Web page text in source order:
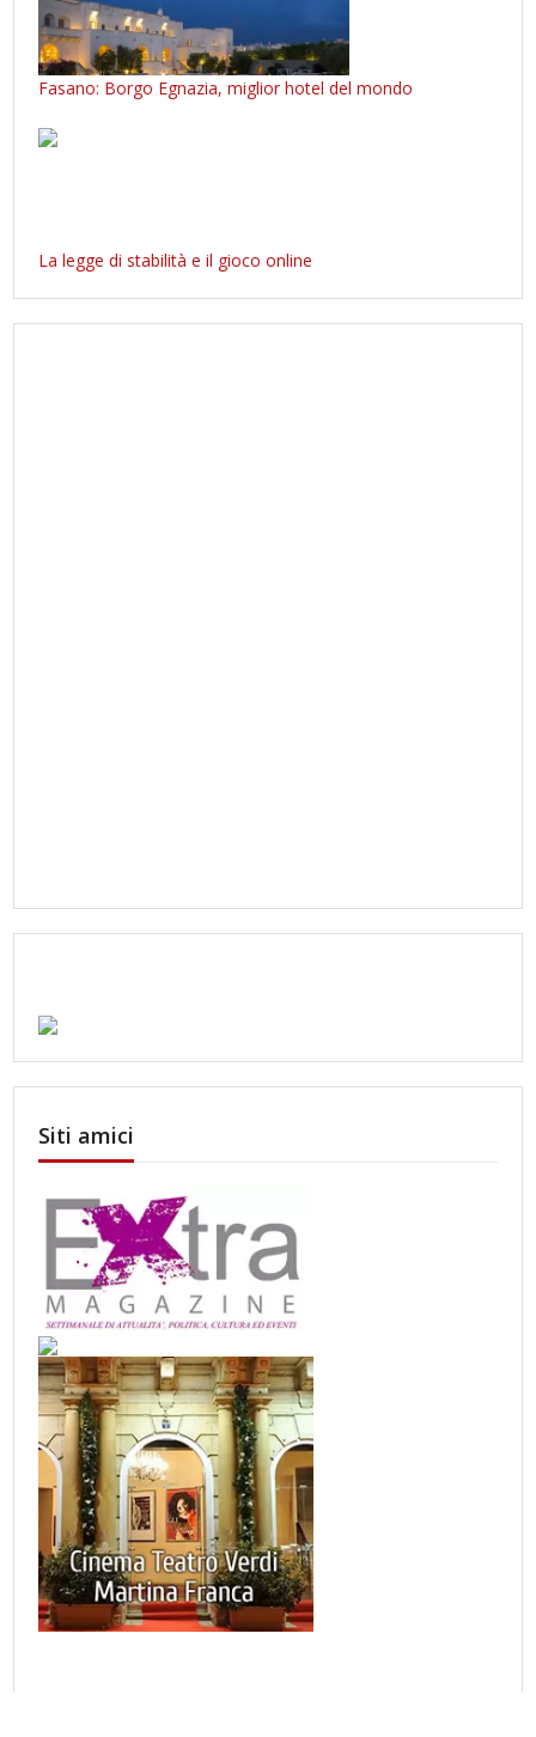
Fasano: Borgo Egnazia, miglior hotel del mondo
La legge di stabilità e il gioco online
Siti amici